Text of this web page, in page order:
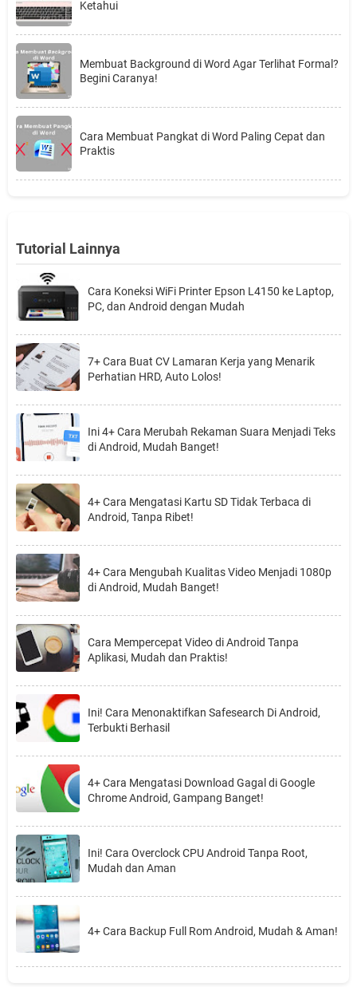
Ketahui
Membuat Background di Word Agar Terlihat Formal?
Begini Caranya!
Cara Membuat Pangkat di Word Paling Cepat dan
Praktis
Tutorial Lainnya
Cara Koneksi WiFi Printer Epson L4150 ke Laptop,
PC, dan Android dengan Mudah
7+ Cara Buat CV Lamaran Kerja yang Menarik
Perhatian HRD, Auto Lolos!
Ini 4+ Cara Merubah Rekaman Suara Menjadi Teks
di Android, Mudah Banget!
4+ Cara Mengatasi Kartu SD Tidak Terbaca di
Android, Tanpa Ribet!
4+ Cara Mengubah Kualitas Video Menjadi 1080p
di Android, Mudah Banget!
Cara Mempercepat Video di Android Tanpa
Aplikasi, Mudah dan Praktis!
Ini! Cara Menonaktifkan Safesearch Di Android,
Terbukti Berhasil
4+ Cara Mengatasi Download Gagal di Google
Chrome Android, Gampang Banget!
Ini! Cara Overclock CPU Android Tanpa Root,
Mudah dan Aman
4+ Cara Backup Full Rom Android, Mudah & Aman!